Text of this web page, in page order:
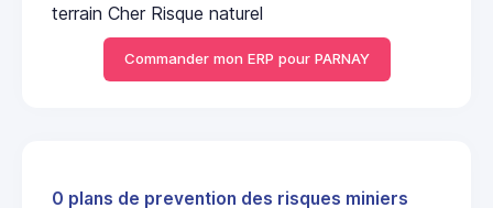
terrain Cher Risque naturel
Commander mon ERP pour PARNAY
0 plans de prevention des risques miniers